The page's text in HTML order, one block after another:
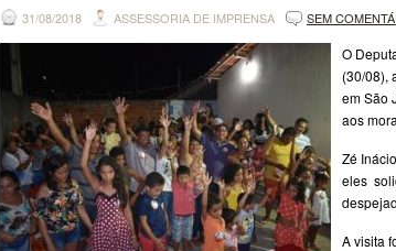
31/08/2018 ASSESSORIA DE IMPRENSA SEM
O
(30/08),
em São
aos
Zé
eles
A visita